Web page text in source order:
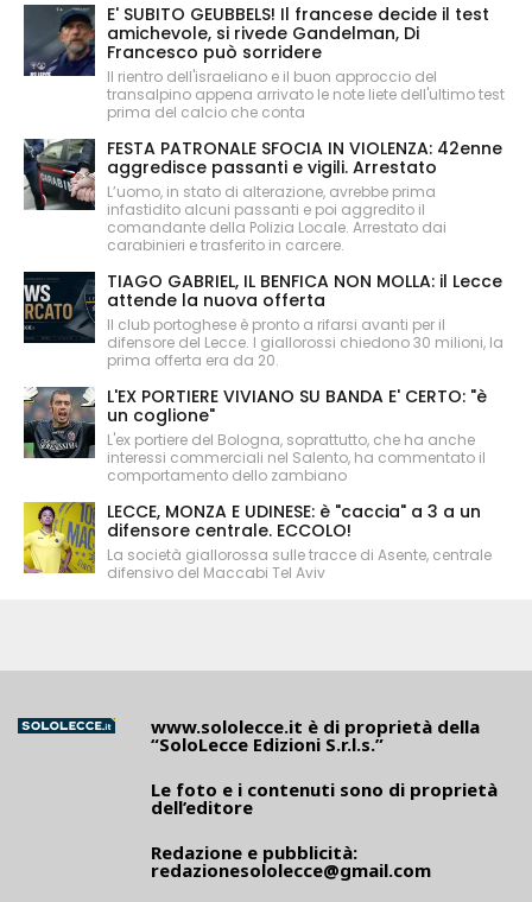
E' SUBITO GEUBBELS! Il francese decide il test
amichevole, si rivede Gandelman, Di
Francesco può sorridere
Il rientro dell'israeliano e il buon approccio del
transalpino appena arrivato le note liete dell'ultimo test
prima del calcio che conta
FESTA PATRONALE SFOCIA IN VIOLENZA: 42enne
aggredisce passanti e vigili. Arrestato
L’uomo, in stato di alterazione, avrebbe prima
infastidito alcuni passanti e poi aggredito il
comandante della Polizia Locale. Arrestato dai
carabinieri e trasferito in carcere.
TIAGO GABRIEL, IL BENFICA NON MOLLA: il Lecce
attende la nuova offerta
Il club portoghese è pronto a rifarsi avanti per il
difensore del Lecce. I giallorossi chiedono 30 milioni, la
prima offerta era da 20.
L'EX PORTIERE VIVIANO SU BANDA E' CERTO: "è
un coglione"
L'ex portiere del Bologna, soprattutto, che ha anche
interessi commerciali nel Salento, ha commentato il
comportamento dello zambiano
LECCE, MONZA E UDINESE: è "caccia" a 3 a un
difensore centrale. ECCOLO!
La società giallorossa sulle tracce di Asente, centrale
difensivo del Maccabi Tel Aviv
www.sololecce.it è di proprietà della
“SoloLecce Edizioni S.r.l.s.”
Le foto e i contenuti sono di proprietà
dell’editore
Redazione e pubblicità:
redazionesololecce@gmail.com